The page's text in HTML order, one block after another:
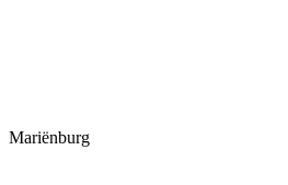
Mariënburg